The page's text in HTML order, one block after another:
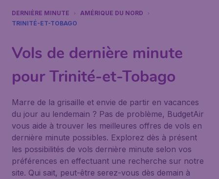
DERNIÈRE MINUTE
AMÉRIQUE DU NORD
TRINITÉ-ET-TOBAGO
Vols de dernière minute
pour Trinité-et-Tobago
Marre de la grisaille et envie de partir en vacances
du jour au lendemain ? Pas de problème, BudgetAir
vous aide à trouver les meilleures offres de vols en
dernière minute possibles. Explorez dès à présent
les possibilités de vols dernière minute selon vos
préférences en effectuant une recherche sur notre
site. Qui sait, peut-être serez-vous dès demain à